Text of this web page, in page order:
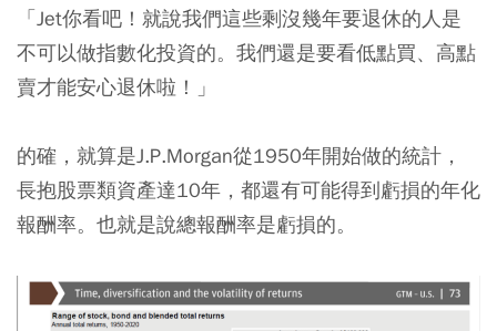
「Jet你看吧！就說我們這些剩沒幾年要退休的人是
不可以做指數化投資的。我們還是要看低點買、高點
賣才能安心退休啦！」
的確，就算是J.P.Morgan從1950年開始做的統計，
長抱股票類資產達10年，都還有可能得到虧損的年化
報酬率。也就是說總報酬率是虧損的。